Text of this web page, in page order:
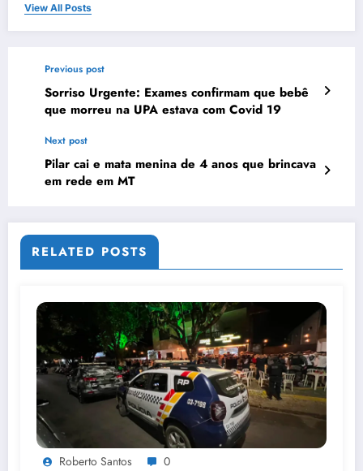
View All Posts
Previous post
Sorriso Urgente: Exames confirmam que bebê
que morreu na UPA estava com Covid 19
Next post
Pilar cai e mata menina de 4 anos que brincava
em rede em MT
RELATED POSTS
Roberto Santos 0